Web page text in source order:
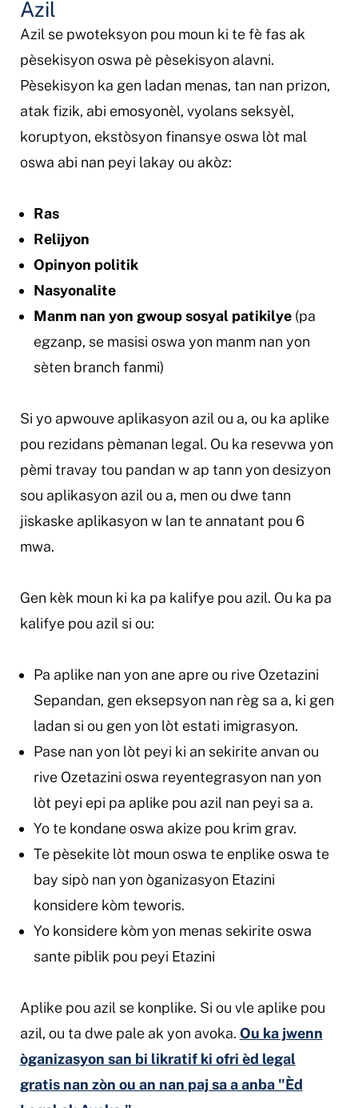
Azil
Azil se pwoteksyon pou moun ki te fè fas ak
pèsekisyon oswa pè pèsekisyon alavni.
Pèsekisyon ka gen ladan menas, tan nan prizon,
atak fizik, abi emosyonèl, vyolans seksyèl,
koruptyon, ekstòsyon finansye oswa lòt mal
oswa abi nan peyi lakay ou akòz:
Ras
Relijyon
Opinyon politik
Nasyonalite
Manm nan yon gwoup sosyal patikilye(pa
egzanp, se masisi oswa yon manm nan yon
sèten branch fanmi)
Si yo apwouve aplikasyon azil ou a, ou ka aplike
pou rezidans pèmanan legal. Ou ka resevwa yon
pèmi travay tou pandan w ap tann yon desizyon
sou aplikasyon azil ou a, men ou dwe tann
jiskaske aplikasyon w lan te annatant pou 6
mwa.
Gen kèk moun ki ka pa kalifye pou azil. Ou ka pa
kalifye pou azil si ou:
Pa aplike nan yon ane apre ou rive Ozetazini
Sepandan, gen eksepsyon nan règ sa a, ki gen
ladan si ou gen yon lòt estati imigrasyon.
Pase nan yon lòt peyi ki an sekirite anvan ou
rive Ozetazini oswa reyentegrasyon nan yon
lòt peyi epi pa aplike pou azil nan peyi sa a.
Yo te kondane oswa akize pou krim grav.
Te pèsekite lòt moun oswa te enplike oswa te
bay sipò nan yon òganizasyon Etazini
konsidere kòm teworis.
Yo konsidere kòm yon menas sekirite oswa
sante piblik pou peyi Etazini
Aplike pou azil se konplike. Si ou vle aplike pou
azil, ou ta dwe pale ak yon avoka. Ou ka jwenn
òganizasyon san bi likratif ki ofri èd legal
gratis nan zòn ou an nan paj sa a anba "Èd